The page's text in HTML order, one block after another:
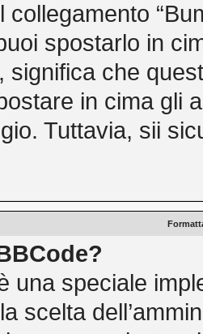
collegamento
spostarlo in
significa che
in cima gli
Tuttavia, sii
una speciale
scelta